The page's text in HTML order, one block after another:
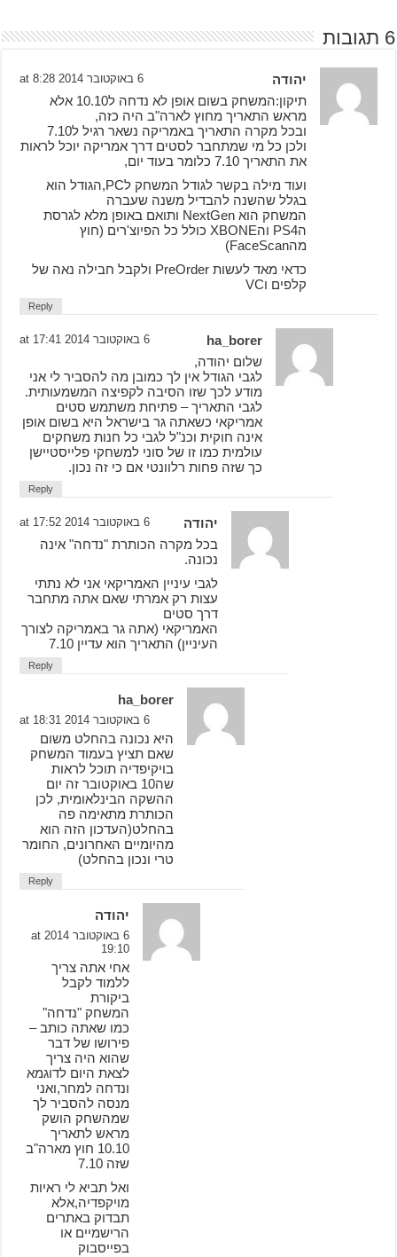
6 תגובות
יהודה 6 באוקטובר 2014 at 8:28
תיקון:המשחק בשום אופן לא נדחה ל10.10 אלא
מראש התאריך מחוץ לארה"ב היה כזה,
ובכל מקרה התאריך באמריקה נשאר רגיל ל7.10
ולכן כל מי שמתחבר לסטים דרך אמריקה יוכל לראות
את התאריך 7.10 כלומר בעוד יום,
ועוד מילה בקשר לגודל המשחק לPC,הגודל הוא
בגלל שהשנה להבדיל משנה שעברה
המשחק הוא NextGen ותואם באופן מלא לגרסת
הPS4 והXBONE כולל כל הפיוצ'רים (חוץ
מהFaceScan)
כדאי מאד לעשות PreOrder ולקבל חבילה נאה של
קלפים וVC
Reply
ha_borer 6 באוקטובר 2014 at 17:41
שלום יהודה,
לגבי הגודל אין לך כמובן מה להסביר לי אני
מודע לכך שזו הסיבה לקפיצה המשמעותית.
לגבי התאריך – פתיחת משתמש סטים
אמריקאי כשאתה גר בישראל היא בשום אופן
אינה חוקית וכנ"ל לגבי כל חנות משחקים
עולמית כמו זו של סוני למשחקי פלייסטיישן
כך שזה פחות רלוונטי אם כי זה נכון.
Reply
יהודה 6 באוקטובר 2014 at 17:52
בכל מקרה הכותרת "נדחה" אינה
נכונה.
לגבי עיניין האמריקאי אני לא נתתי
עצות רק אמרתי שאם אתה מתחבר
דרך סטים
האמריקאי (אתה גר באמריקה לצורך
העיניין) התאריך הוא עדיין 7.10
Reply
ha_borer
6 באוקטובר 2014 at 18:31
היא נכונה בהחלט משום
שאם תציץ בעמוד המשחק
בויקיפדיה תוכל לראות
שה10 באוקטובר זה יום
ההשקה הבינלאומית, לכן
הכותרת מתאימה פה
בהחלט(העדכון הזה הוא
מהיומיים האחרונים, החומר
טרי ונכון בהחלט)
Reply
יהודה
6 באוקטובר 2014 at
19:10
אחי אתה צריך
ללמוד לקבל
ביקורת
המשחק "נדחה"
כמו שאתה כותב –
פירושו של דבר
שהוא היה צריך
לצאת היום לדוגמא
ונדחה למחר,ואני
מנסה להסביר לך
שמהשחק הושק
מראש לתאריך
10.10 חוץ מארה"ב
שזה 7.10
ואל תביא לי ראיות
מויקפדיה,אלא
תבדוק באתרים
הרישמיים או
בפייסבוק